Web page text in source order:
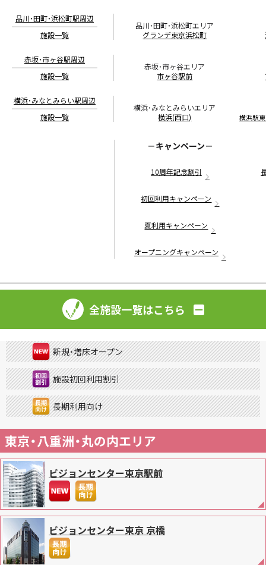
2026年1月3日（土）まで』
対象期間中のお問い合わせに関しまして、極力お問合せフォームまた
はメールにてご連絡をお願い致します。
※施設ごとに年末の閉館日が異なるため、お急ぎの場合は施設直通番
号にてお問い合わせください。
※2026年1月5日（月）より、営業（予約受付）開始となります。
い申し上げます。
2025.12.11
開催日時：2025年12月22日（月）10：00～17：00（ご来場の方には、数量
セミナー、展示会、発表会、シンポジウム等、幅広くのシーンで活用い
ただける空間を、実際に体感できる内覧会を開催いたします。
幸いでございます。この機会に是非お気軽にご来場くださいませ。
ビジョンセンター
』 2026年2月1日 オープン！
の姉妹店として、先行予約受付中
2025.10.23
お知らせ 『ビジョンセンター東京駅前』 2026年4月1日 6Fフロア増
6Fフロア・5室の増床で、計2フロア・11室のさらにフレキシブルな貸
会議室施設に
2025.08.01
お知らせ 夏季お盆時について『対象期間：2025年8月14日（木）〜
2025年8月15日（金）まで』
対象期間中のお問い合わせに関しまして、極力お問合せフォームまた
はメールにてご連絡をお願い致します。
ご不便をお掛けいたしますが、何卒ご理解とご協力賜りますようお願
2025.06.16
お知らせ 『ビジョンセンター日本橋（三越前）』2025年6月30日を持
ちまして【閉館】となります。
近隣の『ビジョンセンター東京日本橋』など、他施設にてご予約承り
ます。
2025.05.15
お知らせ
ア増床決定！
増床オープンキャンペーンとして、6Fご予約で30%OFF！ 先行予約
受付中
品川・田町・浜松町駅周辺
施設一覧
品川・田町・浜松町エリア
グランデ東京浜松町
赤坂・市ヶ谷駅周辺
施設一覧
赤坂・市ヶ谷エリア
市ヶ谷駅前
横浜・みなとみらい駅周辺
施設一覧
横浜・みなとみらいエリア
横浜(西口)
横浜駅
－キャンペーン－
10周年記念割引
初回利用キャンペーン
夏利用キャンペーン
オープニングキャンペーン
全施設一覧はこちら
新規・増床オープン
施設初回利用割引
長期利用向け
東京・八重洲・丸の内エリア
ビジョンセンター東京駅前
ビジョンセンター東京 京橋